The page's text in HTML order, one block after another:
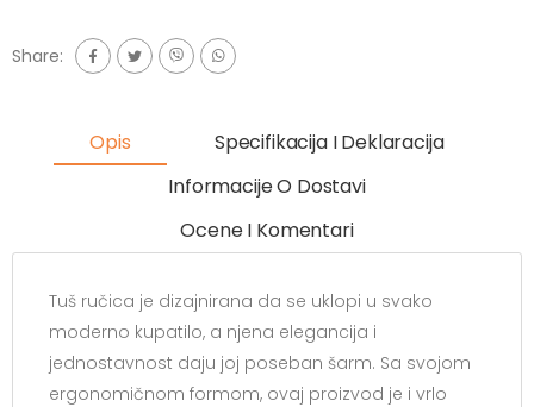
Share:
Opis
Specifikacija I Deklaracija
Informacije O Dostavi
Ocene I Komentari
Tuš ručica je dizajnirana da se uklopi u svako
moderno kupatilo, a njena elegancija i
jednostavnost daju joj poseban šarm. Sa svojom
ergonomičnom formom, ovaj proizvod je i vrlo